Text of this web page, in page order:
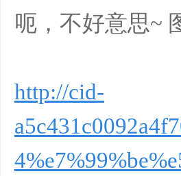
呃，不好意思~
http://cid-